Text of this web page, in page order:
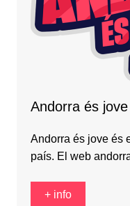
Andorra és jove
Andorra és jove és
país. El web
+ info